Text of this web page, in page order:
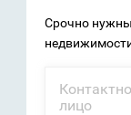
Срочно нужны
лицо